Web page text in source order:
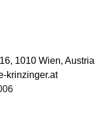
1010 Wien, Austria
krinzinger.at